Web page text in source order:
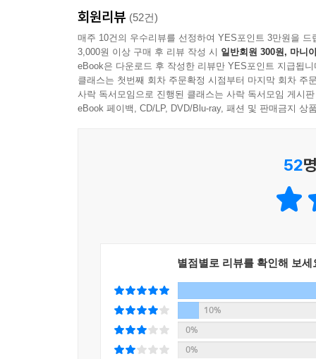
회원리뷰 (52건)
매주 10건의 우수리뷰를 선정하여 YES포인트 3만원을 드
3,000원 이상 구매 후 리뷰 작성 시 일반회원 300원, 마니
eBook은 다운로드 후 작성한 리뷰만 YES포인트 지급됩니
클래스는 첫번째 회차 주문확정 시점부터 마지막 회차 주
사락 독서모임으로 진행된 클래스는 사락 독서모임 게시
eBook 페이백, CD/LP, DVD/Blu-ray, 패션 및 판매금지 상
52
별점별로 리뷰를 확인해 보세
10%
0%
0%